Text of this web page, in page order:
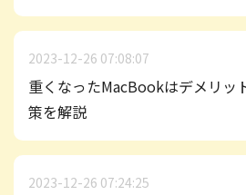
2023-12-26 07:08:07
重くなったMacBookはデメリッ
策を解説
2023-12-26 07:24:25